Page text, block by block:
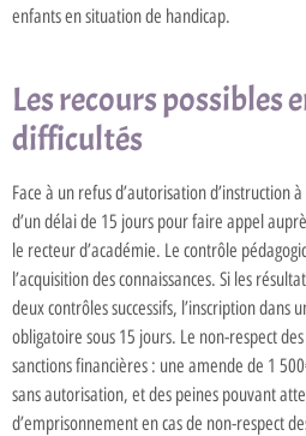
enfants en situation de handicap.
Les recours possibles
difficultés
Face à un refus d’autorisation d’instruction
d’un délai de 15 jours pour faire appel
le recteur d’académie. Le contrôle
l’acquisition des connaissances. Si les
deux contrôles successifs, l’inscription dans
obligatoire sous 15 jours. Le non-respect
sanctions financières : une amende de 1
sans autorisation, et des peines pouvant
d’emprisonnement en cas de non-respect